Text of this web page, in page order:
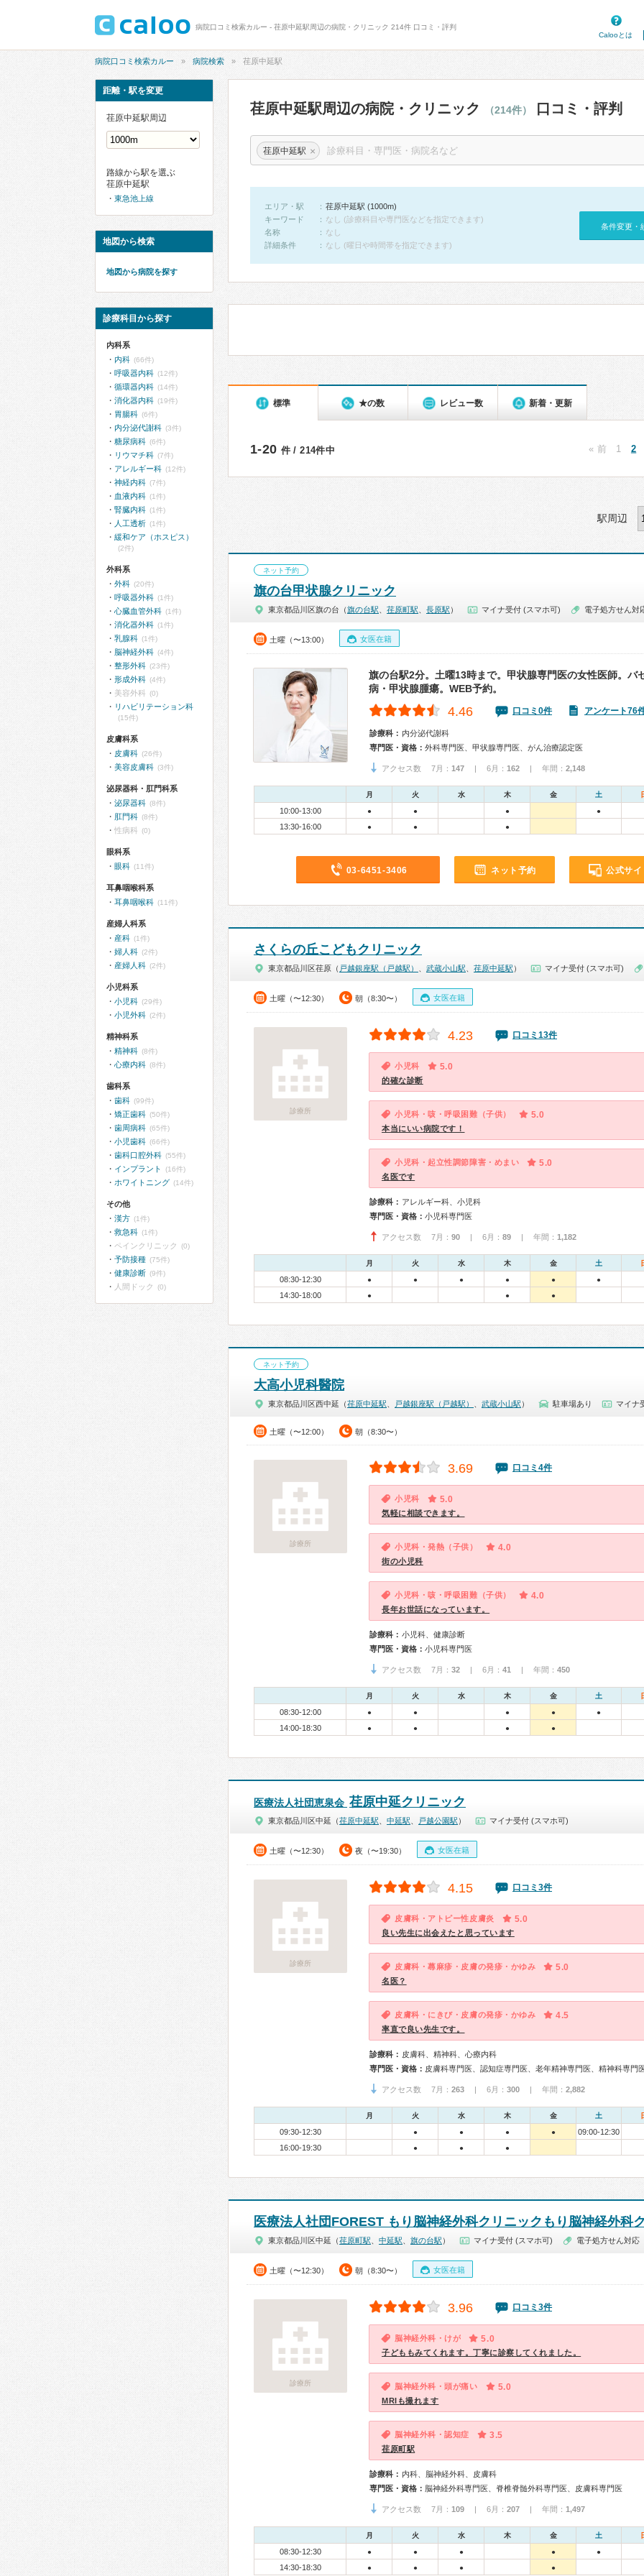
病院口コミ検索カルー - 荏原中延駅周辺の病院・クリニック 214件 口コミ・評判
Calooとは
病院口コミ検索カルー 病院検索 荏原中延駅
荏原中延駅周辺の病院・クリニック （214件） 口コミ・評判
荏原中延駅 ×
エリア・駅
荏原中延駅 (1000m)
キーワード
なし (診療科目や専門医などを指定できます)
名称
なし
詳細条件
なし (曜日や時間帯を指定できます)
条件変更・
標準 ★の数 レビュー数 新着・更新
1-20 件 / 214件中 « 前 1 2
駅周辺
ネット予約
旗の台甲状腺クリニック
東京都品川区旗の台（旗の台駅 荏原町駅 長原駅 ） マイナ受付 (スマホ可) 電子処方せん対
土曜（〜13:00） 女医在籍
旗の台駅2分。土曜13時まで。甲状腺専門医の女性医師。バ
病・甲状腺腫瘍。WEB予約。
4.46 口コミ0件 アンケート76
診療科： 内分泌代謝科
専門医・資格： 外科専門医、甲状腺専門医、がん治療認定医
アクセス数 7月： 147 | 6月： 162 | 年間： 2,148
月 火 水 木 金 土
10:00-13:00 ● ● ● ●
13:30-16:00 ● ● ●
03-6451-3406 ネット予約 公式サイ
さくらの丘こどもクリニック
東京都品川区荏原（ 戸越銀座駅（戸越駅） 武蔵小山駅 荏原中延駅 ） マイナ受付 (スマホ可)
土曜（〜12:30） 朝（8:30〜） 女医在籍
診療所
4.23 口コミ13件
小児科 5.0
的確な診断
小児科・咳・呼吸困難（子供） 5.0
本当にいい病院です！
小児科・起立性調節障害・めまい 5.0
名医です
診療科： アレルギー科、小児科
専門医・資格： 小児科専門医
アクセス数 7月： 90 | 6月： 89 | 年間： 1,182
月 火 水 木 金 土
08:30-12:30 ● ● ● ● ● ●
14:30-18:00 ● ● ●
ネット予約
大高小児科醫院
東京都品川区西中延（荏原中延駅 戸越銀座駅（戸越駅） 武蔵小山駅 ） 駐車場あり マイナ
土曜（〜12:00） 朝（8:30〜）
診療所
3.69 口コミ4件
小児科 5.0
気軽に相談できます。
小児科・発熱（子供） 4.0
街の小児科
小児科・咳・呼吸困難（子供） 4.0
長年お世話になっています。
診療科： 小児科、健康診断
専門医・資格： 小児科専門医
アクセス数 7月： 32 | 6月： 41 | 年間： 450
月 火 水 木 金 土
08:30-12:00 ● ● ● ● ●
14:00-18:30 ● ● ● ●
医療法人社団恵泉会 荏原中延クリニック
東京都品川区中延（荏原中延駅 中延駅 戸越公園駅 ） マイナ受付 (スマホ可)
土曜（〜12:30） 夜（〜19:30） 女医在籍
診療所
4.15 口コミ3件
皮膚科・アトピー性皮膚炎 5.0
良い先生に出会えたと思っています
皮膚科・蕁麻疹・皮膚の発疹・かゆみ 5.0
名医？
皮膚科・にきび・皮膚の発疹・かゆみ 4.5
率直で良い先生です。
診療科： 皮膚科、精神科、心療内科
専門医・資格： 皮膚科専門医、認知症専門医、老年精神専門医、精神科専門
アクセス数 7月： 263 | 6月： 300 | 年間： 2,882
月 火 水 木 金 土
09:30-12:30 ● ● ● ●
09:00-12:30
16:00-19:30
● ● ●
医療法人社団FOREST もり脳神経外科クリニックもり脳神経外科
東京都品川区中延（荏原町駅 中延駅 旗の台駅 ） マイナ受付 (スマホ可) 電子処方せん対応
土曜（〜12:30） 朝（8:30〜） 女医在籍
診療所
3.96 口コミ3件
脳神経外科・けが 5.0
子どももみてくれます。丁寧に診察してくれました。
脳神経外科・頭が痛い 5.0
MRIも撮れます
脳神経外科・認知症 3.5
荏原町駅
診療科： 内科、脳神経外科、皮膚科
専門医・資格： 脳神経外科専門医、脊椎脊髄外科専門医、皮膚科専門医
アクセス数 7月： 109 | 6月： 207 | 年間： 1,497
月 火 水 木 金 土
08:30-12:30 ● ● ● ● ●
14:30-18:30 ● ● ● ●
距離・駅を変更
荏原中延駅周辺
路線から駅を選ぶ
荏原中延駅
東急池上線
地図から検索
地図から病院を探す
診療科目から探す
内科系
内科 (66件)
呼吸器内科 (12件)
循環器内科 (14件)
消化器内科 (19件)
胃腸科 (6件)
内分泌代謝科 (3件)
糖尿病科 (6件)
リウマチ科 (7件)
アレルギー科 (12件)
神経内科 (7件)
血液内科 (1件)
腎臓内科 (1件)
人工透析 (1件)
緩和ケア（ホスピス）
(2件)
外科系
外科 (20件)
呼吸器外科 (1件)
心臓血管外科 (1件)
消化器外科 (1件)
乳腺科 (1件)
脳神経外科 (4件)
整形外科 (23件)
形成外科 (4件)
美容外科 (0)
リハビリテーション科
(15件)
皮膚科系
皮膚科 (26件)
美容皮膚科 (3件)
泌尿器科・肛門科系
泌尿器科 (8件)
肛門科 (8件)
性病科 (0)
眼科系
眼科 (11件)
耳鼻咽喉科系
耳鼻咽喉科 (11件)
産婦人科系
産科 (1件)
婦人科 (2件)
産婦人科 (2件)
小児科系
小児科 (29件)
小児外科 (2件)
精神科系
精神科 (8件)
心療内科 (8件)
歯科系
歯科 (99件)
矯正歯科 (50件)
歯周病科 (65件)
小児歯科 (66件)
歯科口腔外科 (55件)
インプラント (16件)
ホワイトニング (14件)
その他
漢方 (1件)
救急科 (1件)
ペインクリニック (0)
予防接種 (75件)
健康診断 (9件)
人間ドック (0)